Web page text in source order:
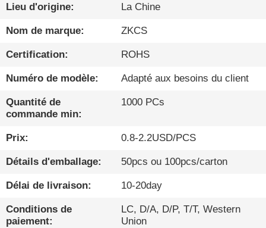
EN
CARBONE
VIDÉO
À
PROPOS
DE
NOUS
Lieu d'origine: La Chine
Nom de marque: ZKCS
Certification: ROHS
Numéro de modèle: Adapté aux besoins du client
Quantité de
commande min:
1000 PCs
Prix: 0.8-2.2USD/PCS
Détails d'emballage: 50pcs ou 100pcs/carton
Délai de livraison: 10-20day
Conditions de
paiement:
LC, D/A, D/P, T/T, Western
Union